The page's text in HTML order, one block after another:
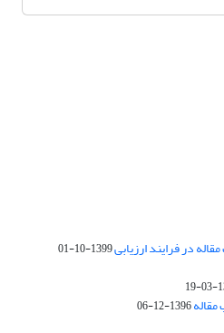
در فرایند ارزیابی1399-10-01
1396-12-06